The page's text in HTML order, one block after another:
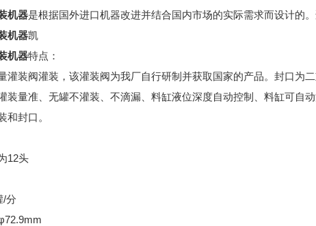
机器是根据国外进口机器改进并结合国内市场的实际需求而设计的
机器凯
机器特点：
灌装阀灌装，该灌装阀为我厂自行研制并获取国家的产品。封口为
装量准、无罐不灌装、不滴漏、料缸液位深度自动控制、料缸可自
和封口。
12头
/分